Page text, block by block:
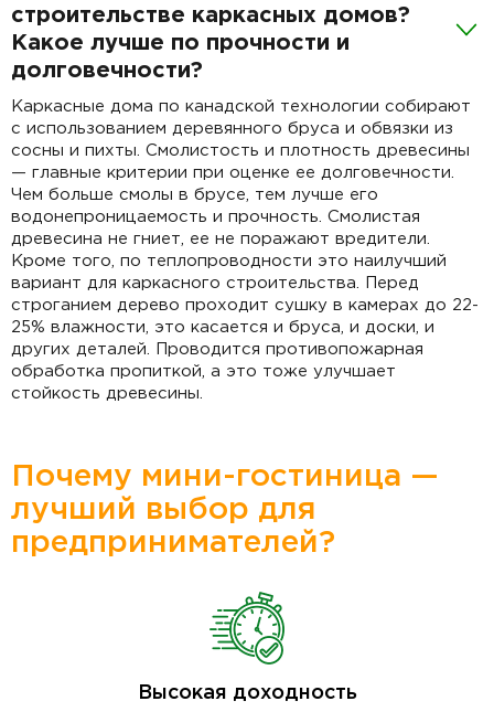
строительстве каркасных домов?
Какое лучше по прочности и
долговечности?
Каркасные дома по канадской технологии собирают
с использованием деревянного бруса и обвязки из
сосны и пихты. Смолистость и плотность древесины
— главные критерии при оценке ее долговечности.
Чем больше смолы в брусе, тем лучше его
водонепроницаемость и прочность. Смолистая
древесина не гниет, ее не поражают вредители.
Кроме того, по теплопроводности это наилучший
вариант для каркасного строительства. Перед
строганием дерево проходит сушку в камерах до 22-
25% влажности, это касается и бруса, и доски, и
других деталей. Проводится противопожарная
обработка пропиткой, а это тоже улучшает
стойкость древесины.
Почему мини-гостиница —
лучший выбор для
предпринимателей?
Высокая доходность